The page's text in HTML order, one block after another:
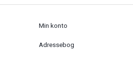
Min konto
Adressebog